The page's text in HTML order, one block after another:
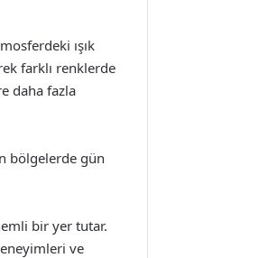
ışık
farklı renklerde
daha fazla
bölgelerde gün
bir yer tutar.
ve